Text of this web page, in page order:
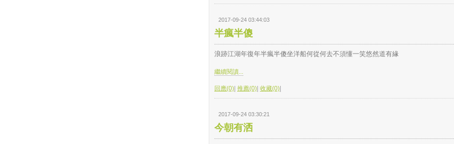
2017-09-24 03:44:03
半瘋半傻
浪跡江湖年復年半瘋半傻坐洋船何從何去不須懂一笑悠然道有緣
繼續閱讀...
回應(0) 推薦(0) 收藏(0)
2017-09-24 03:30:21
今朝有洒